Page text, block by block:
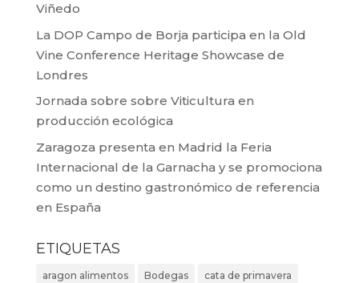
Viñedo
La DOP Campo de Borja participa en la Old
Vine Conference Heritage Showcase de
Londres
Jornada sobre sobre Viticultura en
producción ecológica
Zaragoza presenta en Madrid la Feria
Internacional de la Garnacha y se promociona
como un destino gastronómico de referencia
en España
ETIQUETAS
aragon alimentos Bodegas cata de primavera